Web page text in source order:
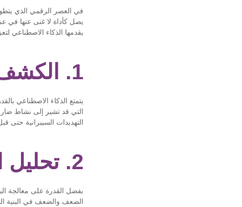
في العصر الرقمي الذي
يقدمها الذكاء الاصطناعي
1. الكشف الاستباقي عن التهديدات
يتمتع الذكاء الاصطناعي
التي قد تشير إلى نشاط
التهديدات السيبرانية حتى
2. تحليل البيانات الأمنية المتقدمة
بفضل القدرة على معالجة
الضعف والضعف في البنية